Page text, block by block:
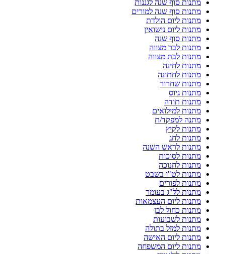
מתנות סוף שנה לגננות
מתנות סוף שנה למורים
מתנות ליום הולדת
מתנות ליום נישואין
מתנות סוף שנה
מתנות לבר מצווה
מתנות לבת מצווה
מתנות לחינה
מתנות לחתונה
מתנות שחרור
מתנות גיוס
מתנות תודה
מתנות למילואים
מתנה למפקד/ת
מתנות לקיץ
מתנות לחג
מתנות לראש השנה
מתנות לסוכות
מתנות לחנוכה
מתנות לט"ו בשבט
מתנות לפורים
מתנות לל"ג בעומר
מתנות ליום העצמאות
מתנות כחול לבן
מתנות לשבועות
מתנות למזל בתולה
מתנות ליום האישה
מתנות ליום המשפחה